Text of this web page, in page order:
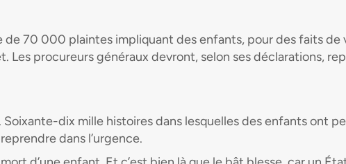
de 70 000 plaintes impliquant des enfants, pour des faits de
Les procureurs généraux devront, selon ses déclarations,
dix mille histoires dans lesquelles des enfants ont
dans l’urgence.